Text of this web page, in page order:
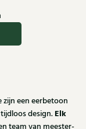
zijn een eerbetoon
design. Elk
team van meester-